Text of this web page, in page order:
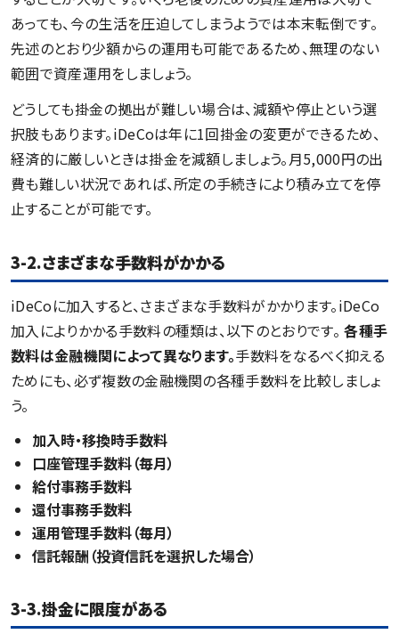
あっても、今の生活を圧迫してしまうようでは本末転倒です。
先述のとおり少額からの運用も可能であるため、無理のない
範囲で資産運用をしましょう。
どうしても掛金の拠出が難しい場合は、減額や停止という選
択肢もあります。iDeCoは年に1回掛金の変更ができるため、
経済的に厳しいときは掛金を減額しましょう。月5,000円の出
費も難しい状況であれば、所定の手続きにより積み立てを停
止することが可能です。
3-2.さまざまな手数料がかかる
iDeCoに加入すると、さまざまな手数料がかかります。iDeCo
加入によりかかる手数料の種類は、以下のとおりです。各種手
数料は金融機関によって異なります。手数料をなるべく抑える
ためにも、必ず複数の金融機関の各種手数料を比較しましょ
う。
加入時・移換時手数料
口座管理手数料（毎月）
給付事務手数料
還付事務手数料
運用管理手数料（毎月）
信託報酬（投資信託を選択した場合）
3-3.掛金に限度がある